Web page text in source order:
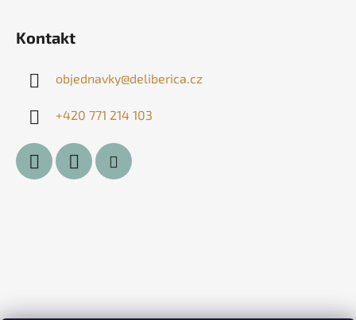
Kontakt
objednavky@deliberica.cz
+420 771 214 103